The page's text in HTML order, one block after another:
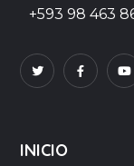
+593 98 463
INICIO